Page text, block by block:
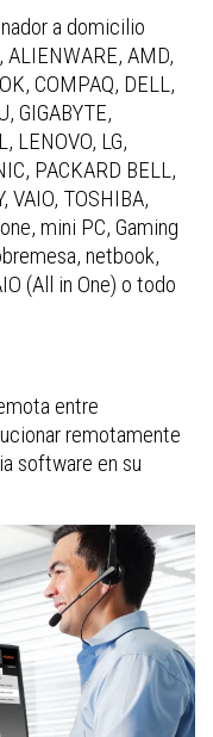
a domicilio
ALIENWARE, AMD,
COMPAQ, DELL,
GIGABYTE,
LENOVO, LG,
PACKARD BELL,
VAIO, TOSHIBA,
mini PC, Gaming
netbook,
(All in One) o todo
entre
remotamente
software en su